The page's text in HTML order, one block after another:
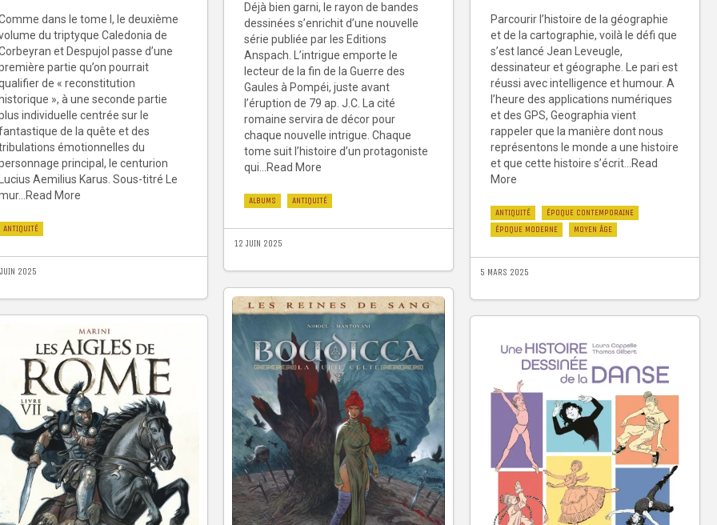
dans le tome I, le deuxième
du triptyque Caledonia de
et Despujol passe d’une
partie qu’on pourrait
de « reconstitution
», à une seconde partie
individuelle centrée sur le
de la quête et des
émotionnelles du
principal, le centurion
Aemilius Karus. Sous-titré Le
More
ANTIQUITÉ
2025
Déjà bien garni, le rayon de bandes
dessinées s’enrichit d’une nouvelle
série publiée par les Editions
Anspach. L’intrigue emporte le
lecteur de la fin de la Guerre des
Gaules à Pompéi, juste avant
l’éruption de 79 ap. J.C. La cité
romaine servira de décor pour
chaque nouvelle intrigue. Chaque
tome suit l’histoire d’un protagoniste
qui...Read More
ALBUMS ANTIQUITÉ
12 JUIN 2025
Parcourir l’histoire de la géographie
et de la cartographie, voilà le défi que
s’est lancé Jean Leveugle,
dessinateur et géographe. Le pari est
réussi avec intelligence et humour. A
l’heure des applications numériques
et des GPS, Geographia vient
rappeler que la manière dont nous
représentons le monde a une histoire
et que cette histoire s’écrit...Read
More
ANTIQUITÉ
ÉPOQUE CONTEMPORAINE
ÉPOQUE MODERNE
MOYEN ÂGE
5 MARS 2025